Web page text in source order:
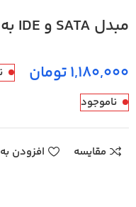
مبدل SATA و IDE به USB 2.0
تومان
ناموجود
مقایسه افزودن